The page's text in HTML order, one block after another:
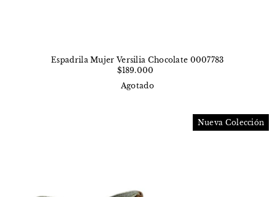
Espadrila Mujer Versilia Chocolate 0007783
$189.000
Agotado
Nueva Colección